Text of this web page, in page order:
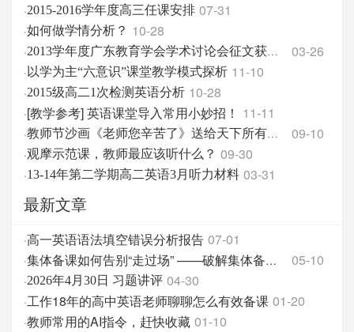
·2015-2016学年度高三任课安排 07-31
·如何做学情分析？ 10-28
· 2013学年度广东教育学会学术讨论会征文获奖情况 03-26
· 以学为主“六意识”课堂教学模式探析 11-10
·2015级高二1次检测英语分析 10-28
·[教学参考] 英语课堂导入常用小妙招！ 11-11
· 教师节沙画《老师您辛苦了》送给天下所有老师！ 09-10
·观摩示范课，教师最应该听什么？ 09-30
·13-14年第二学期高二英语3月听力材料 03-31
最新文章
·高一英语语法填空错误分析报告 07-01
· 集体备课如何告别“走过场” ——破解集体备课困境的 05-10
·2026年4月30日 习题讲评 04-30
·工作18年的高中英语老师聊聊怎么有效备课 01-20
·教师常用的AI指令，赶快收藏 01-10